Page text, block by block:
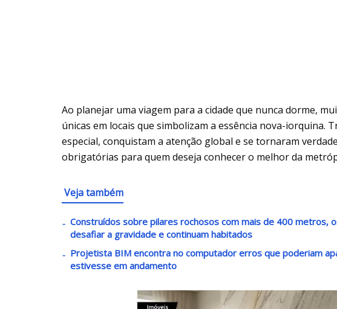
Ao planejar uma viagem para a cidade que nunca dorme,
únicas em locais que simbolizam a essência nova-iorquina.
especial, conquistam a atenção global e se tornaram
obrigatórias para quem deseja conhecer o melhor da
Veja também
Construídos sobre pilares rochosos com mais de 400 metros,
desafiar a gravidade e continuam habitados
Projetista BIM encontra no computador erros que poderiam
estivesse em andamento